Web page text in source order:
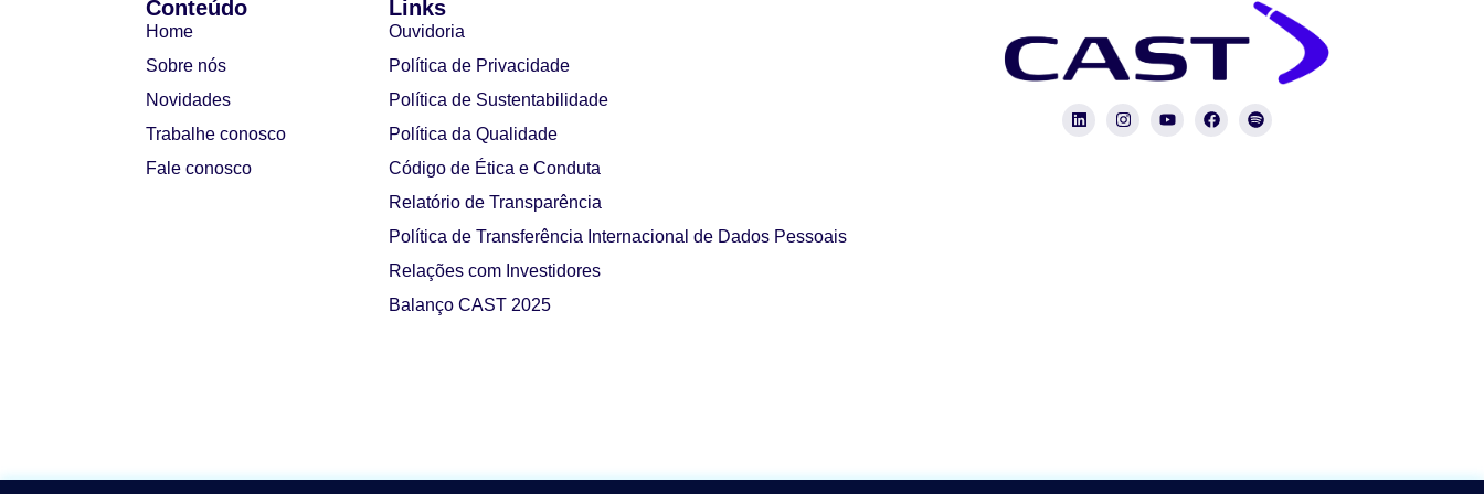
Conteúdo
Home
Sobre nós
Novidades
Trabalhe conosco
Fale conosco
Links
Ouvidoria
Política de Privacidade
Política de Sustentabilidade
Política da Qualidade
Código de Ética e Conduta
Relatório de Transparência
Política de Transferência Internacional de Dados Pessoais
Relações com Investidores
Balanço CAST 2025